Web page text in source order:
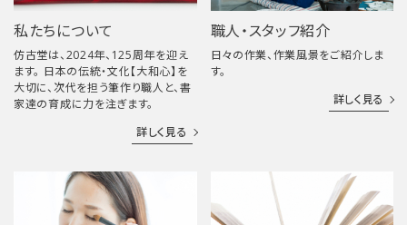
私たちについて
仿古堂は、2024年、125周年を迎え
ます。 日本の伝統・文化【大和心】を
大切に、次代を担う筆作り職人と、書
家達の育成に力を注ぎます。
詳しく見る
職人・スタッフ紹介
日々の作業、作業風景をご紹介しま
す。
詳しく見る